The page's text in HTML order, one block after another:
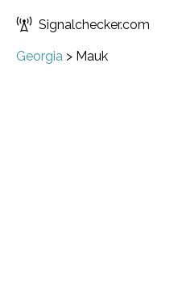
Signalchecker.com
Georgia > Mauk